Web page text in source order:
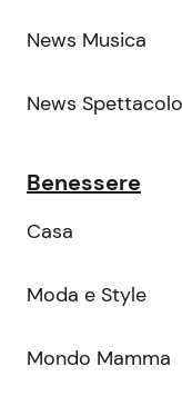
News Musica
News Spettacolo
Benessere
Casa
Moda e Style
Mondo Mamma